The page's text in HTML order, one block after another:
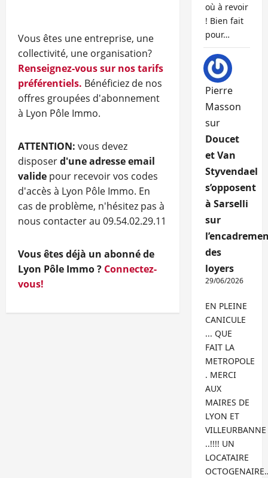
Vous êtes une entreprise, une
collectivité, une organisation?
Renseignez-vous sur nos tarifs
préférentiels. Bénéficiez de nos
offres groupées d'abonnement
à Lyon Pôle Immo.
ATTENTION: vous devez
disposerd'une adresse email
valide pour recevoir vos codes
d'accès à Lyon Pôle Immo. En
cas de problème, n'hésitez pas à
nous contacter au 09.54.02.29.11
Vous êtes déjà un abonné de
Lyon Pôle Immo ? Connectez-
vous!
où à revoir
! Bien fait
pour…
Pierre
Masson
sur
Doucet
et Van
Styvendael
s’opposent
à Sarselli
sur
des
loyers
29/06/2026
EN PLEINE
CANICULE
... QUE
FAIT LA
METROPOLE
. MERCI
AUX
MAIRES DE
LYON ET
VILLEURBANNE
..!!!! UN
LOCATAIRE